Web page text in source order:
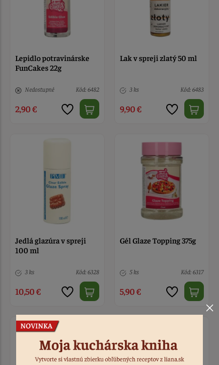
Lepidlo potravinárske
FunCakes 22g
Nedostupné Kód: 6482
2,90 €
Lak v spreji zlatý 50 ml
3 ks Kód: 6483
9,90 €
Jedlá glazúra v spreji
100 ml
3 ks Kód: 6328
10,50 €
Gél Glaze Topping 375g
5 ks Kód: 6317
5,90 €